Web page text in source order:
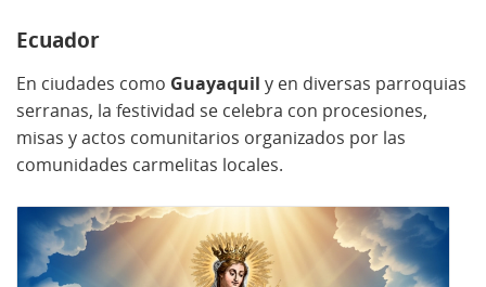
Ecuador
En ciudades como Guayaquil y en diversas parroquias
serranas, la festividad se celebra con procesiones,
misas y actos comunitarios organizados por las
comunidades carmelitas locales.